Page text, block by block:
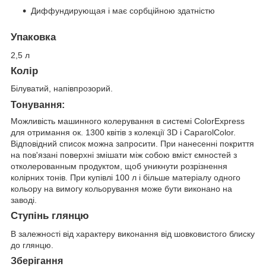
Диффундирующая і має сорбційною здатністю
Упаковка
2,5 л
Колір
Білуватий, напівпрозорий.
Тонування:
Можливість машинного колерування в системі ColorExpress
для отримання ок. 1300 квітів з колекції 3D і CaparolColor.
Відповідний список можна запросити. При нанесенні покриття
на пов'язані поверхні змішати між собою вміст ємностей з
отколерованным продуктом, щоб уникнути розрізнення
колірних тонів. При купівлі 100 л і більше матеріалу одного
кольору на вимогу кольорування може бути виконано на
заводі.
Ступінь глянцю
В залежності від характеру виконання від шовковистого блиску
до глянцю.
Зберігання